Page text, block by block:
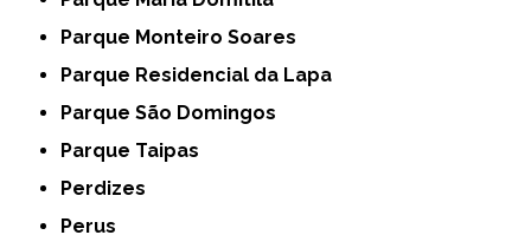
Parque Monteiro Soares
Parque Residencial da Lapa
Parque São Domingos
Parque Taipas
Perdizes
Perus